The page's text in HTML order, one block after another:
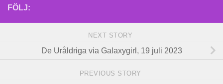
FÖLJ:
NEXT STORY
De Uråldriga via Galaxygirl, 19 juli 2023
PREVIOUS STORY